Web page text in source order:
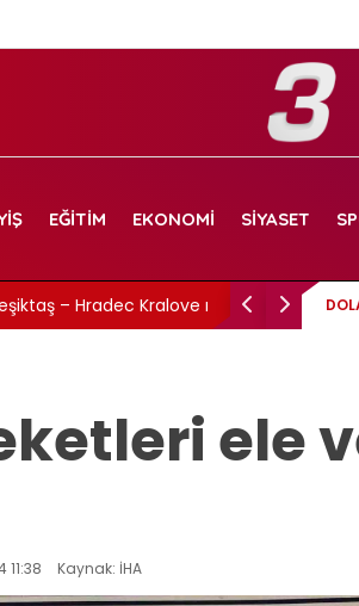
EĞITIM EKONOMI SIYASET
maçı canlı izle!
İzmit Belediyesi
ele
Kaynak: İHA